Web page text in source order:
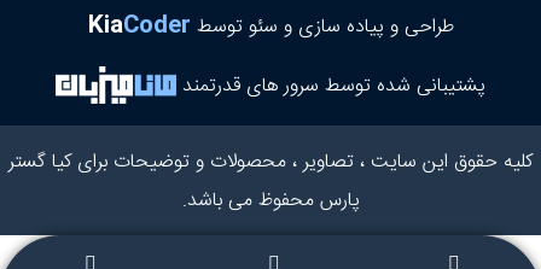
طراحی و پیاده سازی و سئو توسط KiaCoder
پشتیبانی شده توسط سرور های قدرتمند
کلیه حقوق این سایت ، تصاویر ، محصولات و توضیحات برای کیا گستر
پارس محفوظ می باشد.